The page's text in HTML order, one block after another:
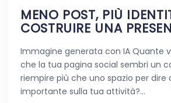
MENO POST, PIÙ
COSTRUIRE UNA
Immagine generata con IA Quante
che la tua pagina social sembri un
riempire più che uno spazio per dire
importante sulla tua attività?…